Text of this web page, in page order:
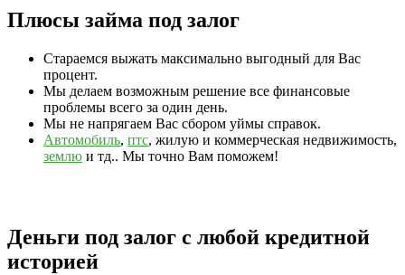
Плюсы займа под залог
Стараемся выжать максимально выгодный для Вас
процент.
Мы делаем возможным решение все финансовые
проблемы всего за один день.
Мы не напрягаем Вас сбором уймы справок.
Автомобиль, птс, жилую и коммерческая недвижимость,
землю и тд.. Мы точно Вам поможем!
Деньги под залог с любой кредитной
историей